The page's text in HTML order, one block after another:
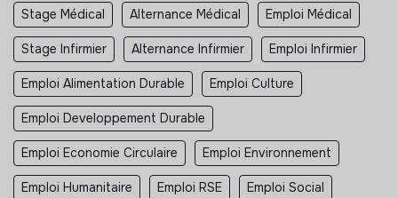
Stage Médical Alternance Médical Emploi Médical
Stage Infirmier Alternance Infirmier Emploi Infirmier
Emploi Alimentation Durable Emploi Culture
Emploi Developpement Durable
Emploi Economie Circulaire Emploi Environnement
Emploi Humanitaire Emploi RSE Emploi Social